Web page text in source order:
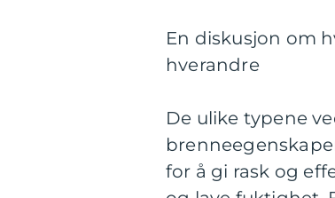
En diskusjon om
hverandre
De ulike typene
for å gi rask og